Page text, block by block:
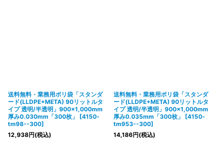
送料無料・業務用ポリ袋「スタンダ
ード(LLDPE+META) 90リットルタ
イプ 透明/半透明」900×1,000mm
厚み0.030mm「300枚」
[4150-
tm98--300]
12,938円(税込)
送料無料・業務用ポリ袋「スタンダ
ード(LLDPE+META) 90リットルタ
イプ 透明/半透明」900×1,000mm
厚み0.035mm「300枚」
[4150-
tm953--300]
14,186円(税込)